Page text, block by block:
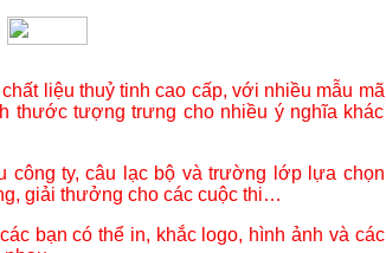
liệu thuỷ tinh cao cấp, với nhiều mẫu mã
thước tượng trưng cho nhiều ý nghĩa khác
công ty, câu lạc bộ và trường lớp lựa chọn
giải thưởng cho các cuộc thi…
bạn có thể in, khắc logo, hình ảnh và các